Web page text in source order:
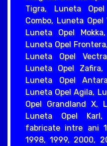
Tigra, Luneta
Combo, Luneta
Luneta Opel
Luneta Opel
Luneta Opel
Luneta Opel
Luneta Opel
Luneta Opel Agila,
Opel Grandland X,
Luneta Opel
fabricate intre ani
1998, 1999, 2000,